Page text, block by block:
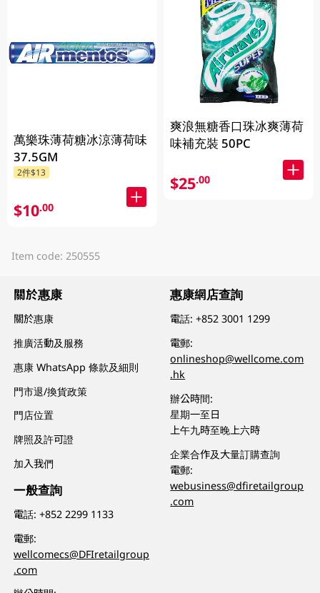
萬樂珠薄荷糖冰涼薄荷味
37.5GM
2件$13
$10.00
爽浪無糖香口珠冰爽薄荷
味補充裝 50PC
$25.00
Item code: 250555
關於惠康
關於惠康
推廣活動及服務
惠康 WhatsApp 條款及細則
門市退/換貨政策
門店位置
牌照及許可證
加入我們
一般查詢
電話:+852 2299 1133
電郵:
wellcomecs@DFIretailgroup
.com
惠康網店查詢
電話:+852 3001 1299
電郵:
onlineshop@wellcome.com
.hk
辦公時間:
星期一至日
上午九時至晚上六時
企業合作及大量訂購查詢
電郵:
webusiness@dfiretailgroup
.com